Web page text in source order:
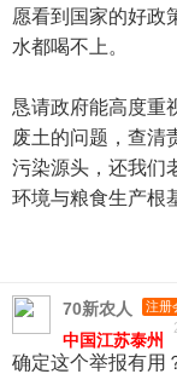
愿看到国家的好政
水都喝不上。
恳请政府能高度重
废土的问题，查清
污染源头，还我们
环境与粮食生产根
70新农人 注册
中国江苏泰州
确定这个举报有用